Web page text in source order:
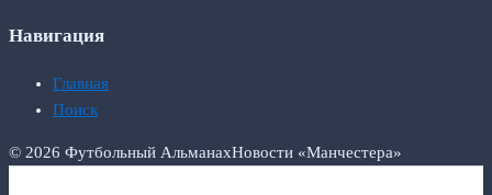
Навигация
Главная
Поиск
© 2026 Футбольный АльманахНовости «Манчестера»